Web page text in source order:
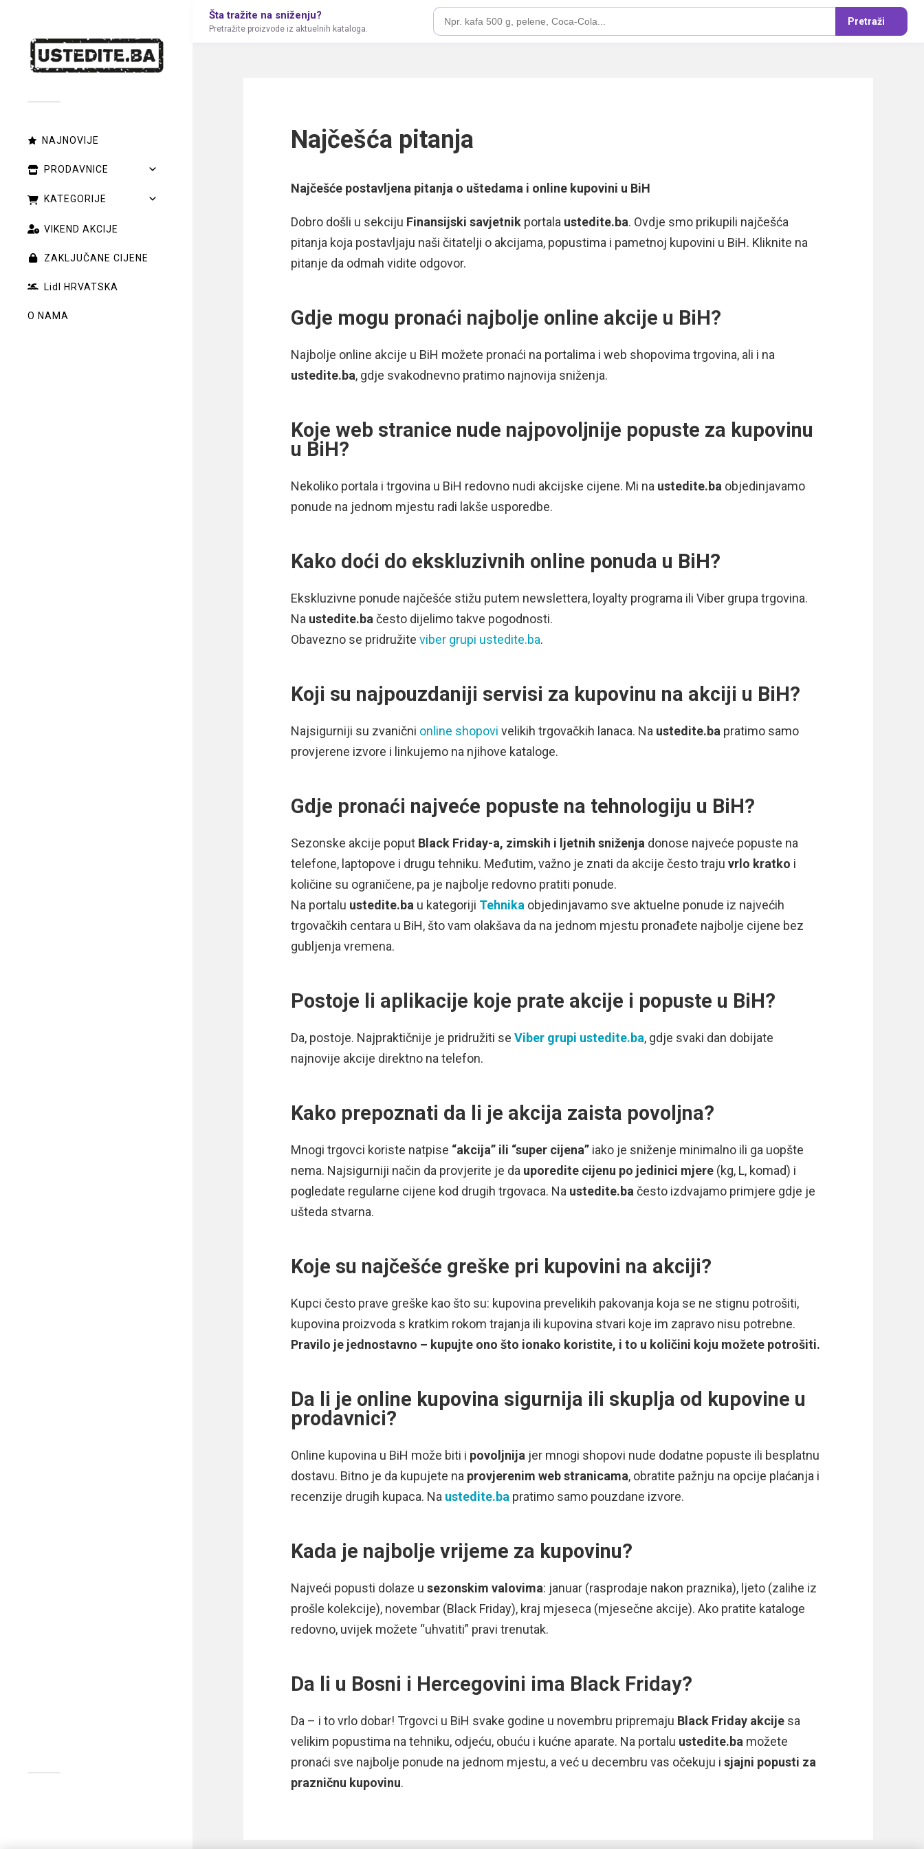
NAJNOVIJE
PRODAVNICE
KATEGORIJE
VIKEND AKCIJE
ZAKLJUČANE CIJENE
Lidl HRVATSKA
O NAMA
Šta tražite na sniženju?
Pretražite proizvode iz aktuelnih kataloga.
Pretraži
Najčešća pitanja
Najčešće postavljena pitanja o uštedama i online kupovini u BiH
Dobro došli u sekciju Finansijski savjetnik portala ustedite.ba. Ovdje smo prikupili najčešća
pitanja koja postavljaju naši čitatelji o akcijama, popustima i pametnoj kupovini u BiH. Kliknite na
pitanje da odmah vidite odgovor.
Gdje mogu pronaći najbolje online akcije u BiH?
Najbolje online akcije u BiH možete pronaći na portalima i web shopovima trgovina, ali i na
ustedite.ba, gdje svakodnevno pratimo najnovija sniženja.
Koje web stranice nude najpovoljnije popuste za kupovinu
u BiH?
Nekoliko portala i trgovina u BiH redovno nudi akcijske cijene. Mi na ustedite.ba objedinjavamo
ponude na jednom mjestu radi lakše usporedbe.
Kako doći do ekskluzivnih online ponuda u BiH?
Ekskluzivne ponude najčešće stižu putem newslettera, loyalty programa ili Viber grupa trgovina.
Na ustedite.ba često dijelimo takve pogodnosti.
Obavezno se pridružiteviber grupi ustedite.ba.
Koji su najpouzdaniji servisi za kupovinu na akciji u BiH?
Najsigurniji su zvanični online shopovi velikih trgovačkih lanaca. Na ustedite.ba pratimo samo
provjerene izvore i linkujemo na njihove kataloge.
Gdje pronaći najveće popuste na tehnologiju u BiH?
Sezonske akcije poput Black Friday-a, zimskih i ljetnih sniženja donose najveće popuste na
telefone, laptopove i drugu tehniku. Međutim, važno je znati da akcije često trajuvrlo kratko i
količine su ograničene, pa je najbolje redovno pratiti ponude.
Na portalu ustedite.ba u kategoriji Tehnika objedinjavamo sve aktuelne ponude iz najvećih
trgovačkih centara u BiH, što vam olakšava da na jednom mjestu pronađete najbolje cijene bez
gubljenja vremena.
Postoje li aplikacije koje prate akcije i popuste u BiH?
Da, postoje. Najpraktičnije je pridružiti seViber grupi ustedite.ba, gdje svaki dan dobijate
najnovije akcije direktno na telefon.
Kako prepoznati da li je akcija zaista povoljna?
Mnogi trgovci koriste natpise “akcija” ili “super cijena” iako je sniženje minimalno ili ga uopšte
nema. Najsigurniji način da provjerite je da uporedite cijenu po jedinici mjere (kg, L, komad) i
pogledate regularne cijene kod drugih trgovaca. Na ustedite.ba često izdvajamo primjere gdje je
ušteda stvarna.
Koje su najčešće greške pri kupovini na akciji?
Kupci često prave greške kao što su: kupovina prevelikih pakovanja koja se ne stignu potrošiti,
kupovina proizvoda s kratkim rokom trajanja ili kupovina stvari koje im zapravo nisu potrebne.
Pravilo je jednostavno – kupujte ono što ionako koristite, i to u količini koju možete potrošiti.
Da li je online kupovina sigurnija ili skuplja od kupovine u
prodavnici?
Online kupovina u BiH može biti i povoljnija jer mnogi shopovi nude dodatne popuste ili besplatnu
dostavu. Bitno je da kupujete na provjerenim web stranicama, obratite pažnju na opcije plaćanja i
recenzije drugih kupaca. Na ustedite.ba pratimo samo pouzdane izvore.
Kada je najbolje vrijeme za kupovinu?
Najveći popusti dolaze usezonskim valovima: januar (rasprodaje nakon praznika), ljeto (zalihe iz
prošle kolekcije), novembar (Black Friday), kraj mjeseca (mjesečne akcije). Ako pratite kataloge
redovno, uvijek možete “uhvatiti” pravi trenutak.
Da li u Bosni i Hercegovini ima Black Friday?
Da – i to vrlo dobar! Trgovci u BiH svake godine u novembru pripremaju Black Friday akcije sa
velikim popustima na tehniku, odjeću, obuću i kućne aparate. Na portalu ustedite.ba možete
pronaći sve najbolje ponude na jednom mjestu, a već u decembru vas očekuju isjajni popusti za
prazničnu kupovinu.